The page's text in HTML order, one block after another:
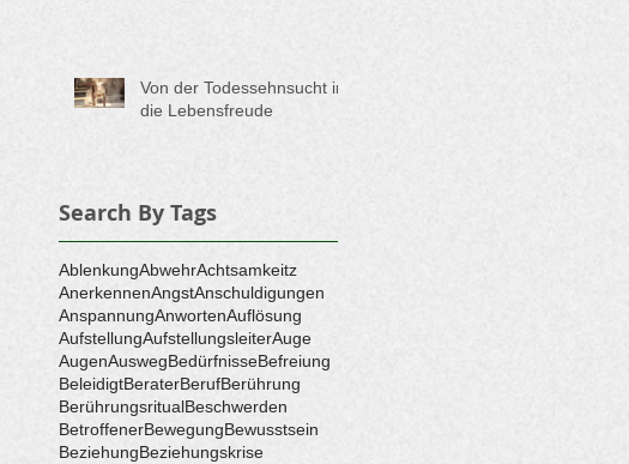
Von der Todessehnsucht in
die Lebensfreude
Search By Tags
AblenkungAbwehrAchtsamkeitz
AnerkennenAngstAnschuldigungen
AnspannungAnwortenAuflösung
AufstellungAufstellungsleiterAuge
AugenAuswegBedürfnisseBefreiung
BeleidigtBeraterBerufBerührung
BerührungsritualBeschwerden
BetroffenerBewegungBewusstsein
BeziehungBeziehungskrise